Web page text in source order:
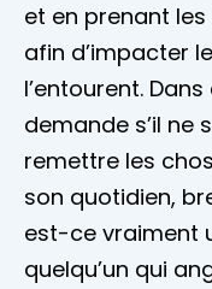
et en prenant
afin d’impacter
l’entourent.
demande s’il ne
remettre les
son quotidien,
est-ce vraiment
quelqu’un qui